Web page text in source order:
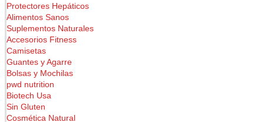
Protectores Hepáticos
Alimentos Sanos
Suplementos Naturales
Accesorios Fitness
Camisetas
Guantes y Agarre
Bolsas y Mochilas
pwd nutrition
Biotech Usa
Sin Gluten
Cosmética Natural